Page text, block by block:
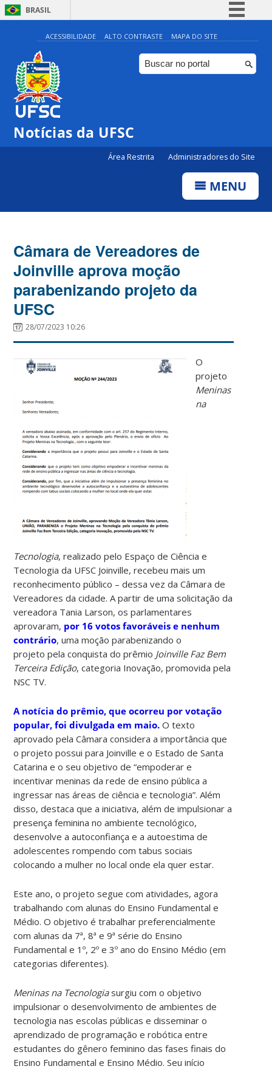
BRASIL
Simplifique!
Comunica BR
Participe
ACESSIBILIDADE ALTO CONTRASTE MAPA DO SITE
Notícias da UFSC
Área Restrita Administradores do Site
MENU
Câmara de Vereadores de
Joinville aprova moção
parabenizando projeto da
UFSC
28/07/2023 10:26
O
projeto
Meninas
na
Tecnologia, realizado pelo Espaço de Ciência e
Tecnologia da UFSC Joinville, recebeu mais um
reconhecimento público – dessa vez da Câmara de
Vereadores da cidade. A partir de uma solicitação da
vereadora Tania Larson, os parlamentares
aprovaram, por 16 votos favoráveis e nenhum
contrário, uma moção parabenizando o
projeto pela conquista do prêmio Joinville Faz Bem
Terceira Edição, categoria Inovação, promovida pela
NSC TV.
A notícia do prêmio, que ocorreu por votação
popular, foi divulgada em maio. O texto
aprovado pela Câmara considera a importância que
o projeto possui para Joinville e o Estado de Santa
Catarina e o seu objetivo de “empoderar e
incentivar meninas da rede de ensino pública a
ingressar nas áreas de ciência e tecnologia”. Além
disso, destaca que a iniciativa, além de impulsionar a
presença feminina no ambiente tecnológico,
desenvolve a autoconfiança e a autoestima de
adolescentes rompendo com tabus sociais
colocando a mulher no local onde ela quer estar.
Este ano, o projeto segue com atividades, agora
trabalhando com alunas do Ensino Fundamental e
Médio. O objetivo é trabalhar preferencialmente
com alunas da 7ª, 8ª e 9ª série do Ensino
Fundamental e 1º, 2º e 3º ano do Ensino Médio (em
categorias diferentes).
Meninas na Tecnologiasurgiu com o objetivo
impulsionar o desenvolvimento de ambientes de
tecnologia nas escolas públicas e disseminar o
aprendizado de programação e robótica entre
estudantes do gênero feminino das fases finais do
Ensino Fundamental e Ensino Médio. Seu início